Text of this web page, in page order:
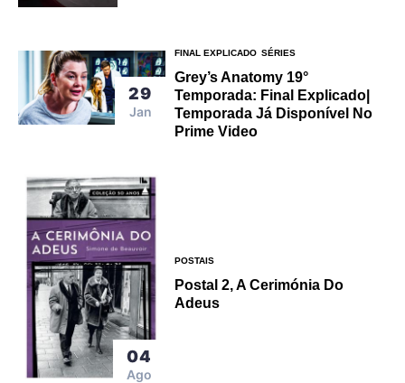
29
Jan
FINAL EXPLICADO SÉRIES
Grey’s Anatomy 19°
Temporada: Final Explicado|
Temporada Já Disponível No
Prime Video
04
Ago
POSTAIS
Postal 2, A Cerimónia Do
Adeus